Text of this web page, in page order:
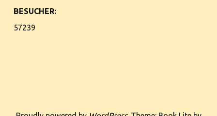
BESUCHER:
57239